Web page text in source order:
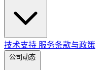
技术支持 服务条款与政策
公司动态